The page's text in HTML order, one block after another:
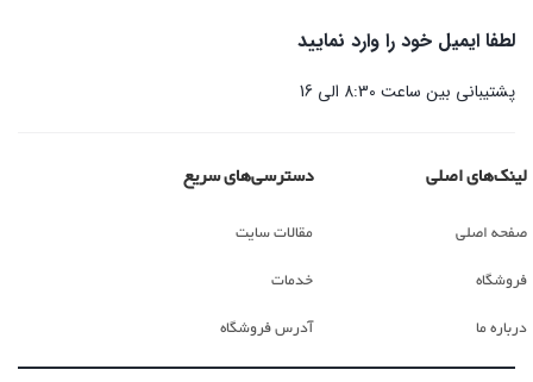
لطفا ایمیل خود را وارد نمایید
پشتیبانی بین ساعت 8:30 الی 16
لینک‌های اصلی
صفحه اصلی
فروشگاه
درباره ما
دسترسی‌های سریع
مقالات سایت
خدمات
آدرس فروشگاه